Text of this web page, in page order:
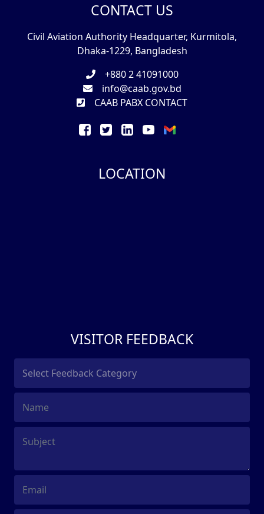
CONTACT US
Civil Aviation Authority Headquarter, Kurmitola,
Dhaka-1229, Bangladesh
+880 2 41091000
info@caab.gov.bd
CAAB PABX CONTACT
LOCATION
VISITOR FEEDBACK